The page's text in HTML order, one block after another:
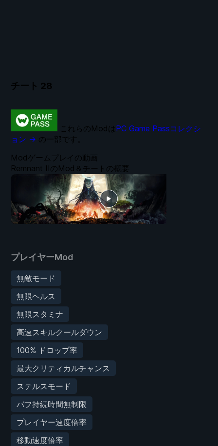
チート 28
プレイヤーMod
無敵モード
無限ヘルス
無限スタミナ
高速スキルクールダウン
100% ドロップ率
最大クリティカルチャンス
ステルスモード
バフ持続時間無制限
プレイヤー速度倍率
移動速度倍率
Modゲームプレイの動画
Remnant IIのMod＆チートの概要
これらのModは PC Game Passコレクシ
ョン → の一部です。